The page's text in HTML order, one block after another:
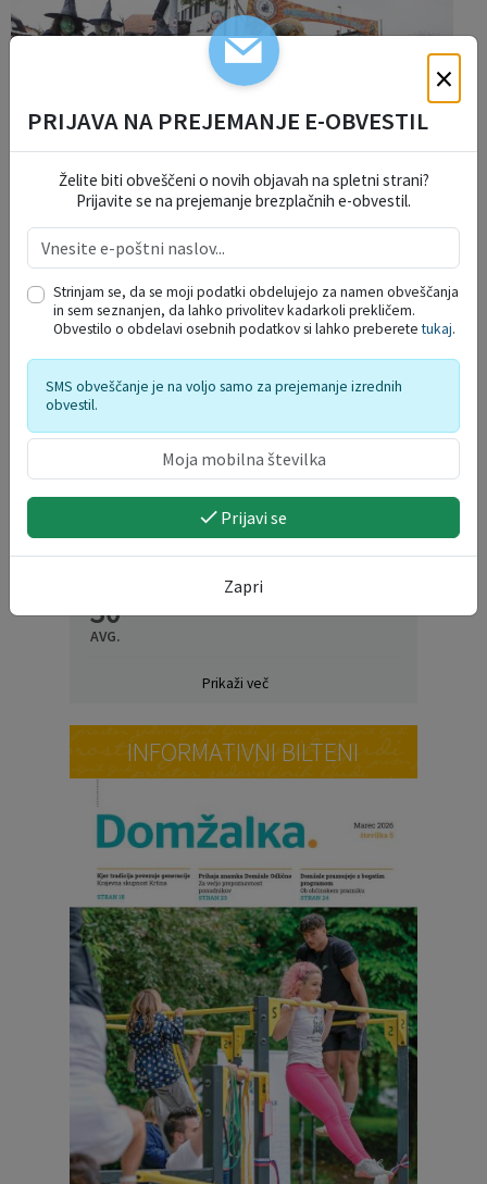
ŽUPANJIN KOLEDAR
19
Obisk mladih na gasilskem taboru v
Radencih ob Kolpi
30
AVG.
DAN DOMŽALSKIH PLANINCEV
Prikaži več
INFORMATIVNI BILTENI
×
PRIJAVA NA PREJEMANJE E-OBVESTIL
Želite biti obveščeni o novih objavah na spletni strani?
Prijavite se na prejemanje brezplačnih e-obvestil.
Strinjam se, da se moji podatki obdelujejo za namen obveščanja
in sem seznanjen, da lahko privolitev kadarkoli prekličem.
Obvestilo o obdelavi osebnih podatkov si lahko preberetetukaj.
SMS obveščanje je na voljo samo za prejemanje izrednih
obvestil.
Prijavi se
Zapri